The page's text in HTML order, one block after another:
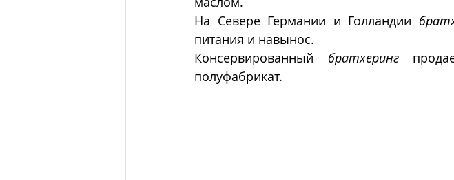
На Севере Германии и Голландии
питания и навынос.
Консервированный братхеринг
полуфабрикат.